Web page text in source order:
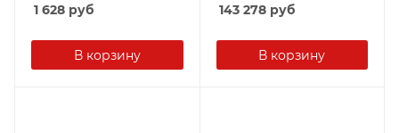
1 628 руб
В корзину
143 278руб
В корзину